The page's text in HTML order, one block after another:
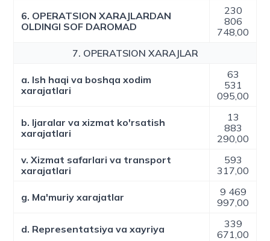
6. OPERATSION XARAJLARDAN
OLDINGI SOF DAROMAD
230
806
748,00
7. OPERATSION XARAJLAR
a. Ish haqi va boshqa xodim
xarajatlari
63
531
095,00
b. Ijaralar va xizmat ko'rsatish
xarajatlari
13
883
290,00
v. Xizmat safarlari va transport
xarajatlari
593
317,00
g. Ma'muriy xarajatlar
9 469
997,00
d. Representatsiya va xayriya
339
671,00